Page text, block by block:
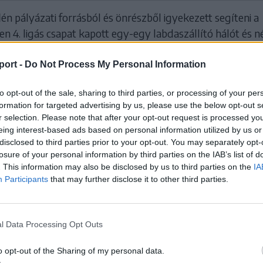
- Do Not Process My Personal Information
opt-out of the sale, sharing to third parties, or processing of your
for targeted advertising by us, please use the below opt-out
selection. Please note that after your opt-out request is processed
interest-based ads based on personal information utilized by us
to third parties prior to your opt-out. You may separately
of your personal information by third parties on the IAB’s list of
This information may also be disclosed by us to third parties on the
Participants that may further disclose it to other third parties.
Data Processing Opt Outs
opt-out of the Sharing of my personal data.
pályázati forrásból és önrészből igyekezett segíteni a
4. ligás csapat kapott egy-egy labdaszállító hálót és
négy szögletzászlót.
a Gyimesközéploki Loki immár hivatalosan is Sport
miután megszerezte az országos sportengedélyt,
neve Loki SC lesz az új kiírásban.